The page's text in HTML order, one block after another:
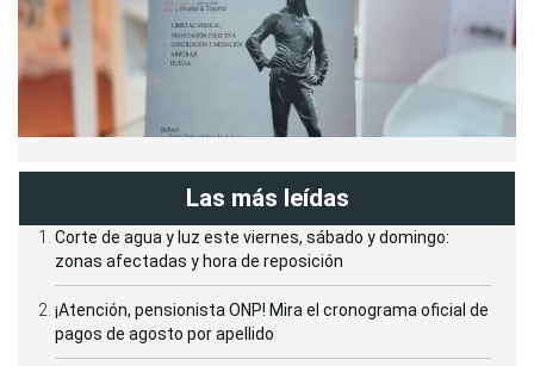
Las más leídas
Corte de agua y luz este viernes, sábado y domingo:
zonas afectadas y hora de reposición
¡Atención, pensionista ONP! Mira el cronograma oficial de
pagos de agosto por apellido